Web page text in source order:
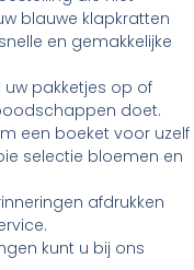
blauwe klapkratten
en gemakkelijke
uw pakketjes op of
doet.
een boeket voor uzelf
selectie bloemen en
afdrukken
kunt u bij ons